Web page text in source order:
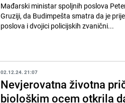
Mađarski ministar spoljnih poslova
Gruziji, da Budimpešta smatra da je
poslova i dvojici policijskih zvanični...
02.12.24. 21:07
Nevjerovatna životna
biološkim ocem otkrila